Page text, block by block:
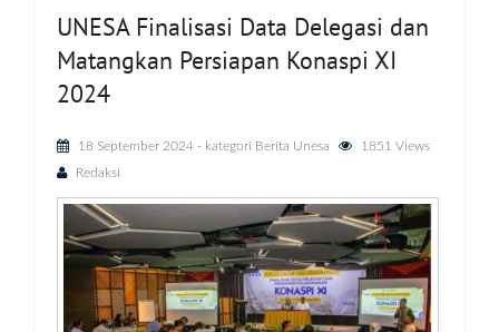
UNESA Finalisasi Data Delegasi dan
Matangkan Persiapan Konaspi XI
2024
18 September 2024 - kategori Berita Unesa
1851 Views
Redaksi